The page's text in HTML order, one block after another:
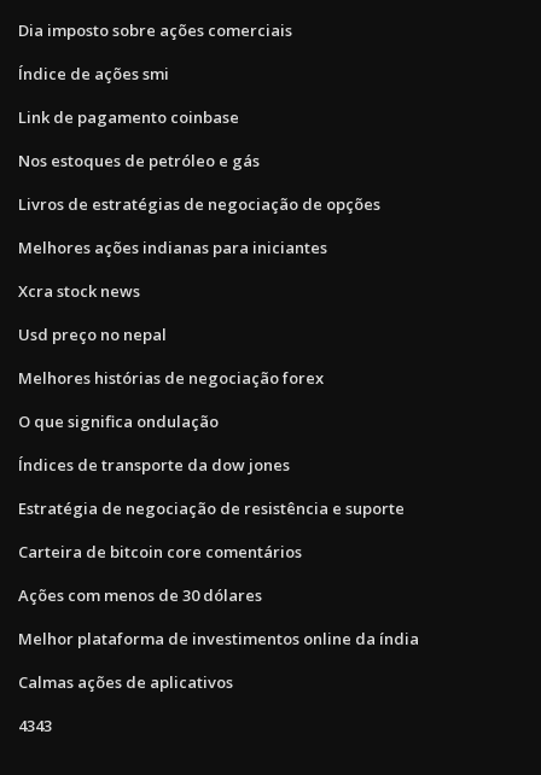
Dia imposto sobre ações comerciais
Índice de ações smi
Link de pagamento coinbase
Nos estoques de petróleo e gás
Livros de estratégias de negociação de opções
Melhores ações indianas para iniciantes
Xcra stock news
Usd preço no nepal
Melhores histórias de negociação forex
O que significa ondulação
Índices de transporte da dow jones
Estratégia de negociação de resistência e suporte
Carteira de bitcoin core comentários
Ações com menos de 30 dólares
Melhor plataforma de investimentos online da índia
Calmas ações de aplicativos
4343